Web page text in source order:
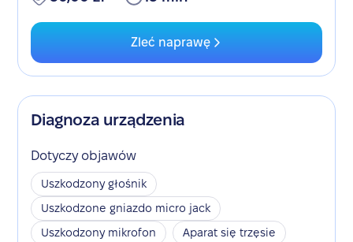
Zleć naprawę
Diagnoza urządzenia
Dotyczy objawów
Uszkodzony głośnik
Uszkodzone gniazdo micro jack
Uszkodzony mikrofon
Aparat się trzęsie